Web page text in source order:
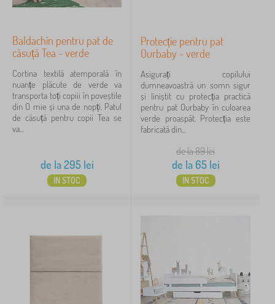
Baldachin pentru pat de
căsuță Tea - verde
Cortina textilă atemporală în
nuanțe plăcute de verde va
transporta toți copiii în poveștile
din O mie și una de nopți. Patul
de căsuță pentru copii Tea se
va...
de la295lei
IN STOC
Protecție pentru pat
Ourbaby - verde
Asigurați copilului
dumneavoastră un somn sigur
și liniștit cu protecția practică
pentru pat Ourbaby în culoarea
verde proaspăt. Protecția este
fabricată din...
de la 89lei
de la65lei
IN STOC